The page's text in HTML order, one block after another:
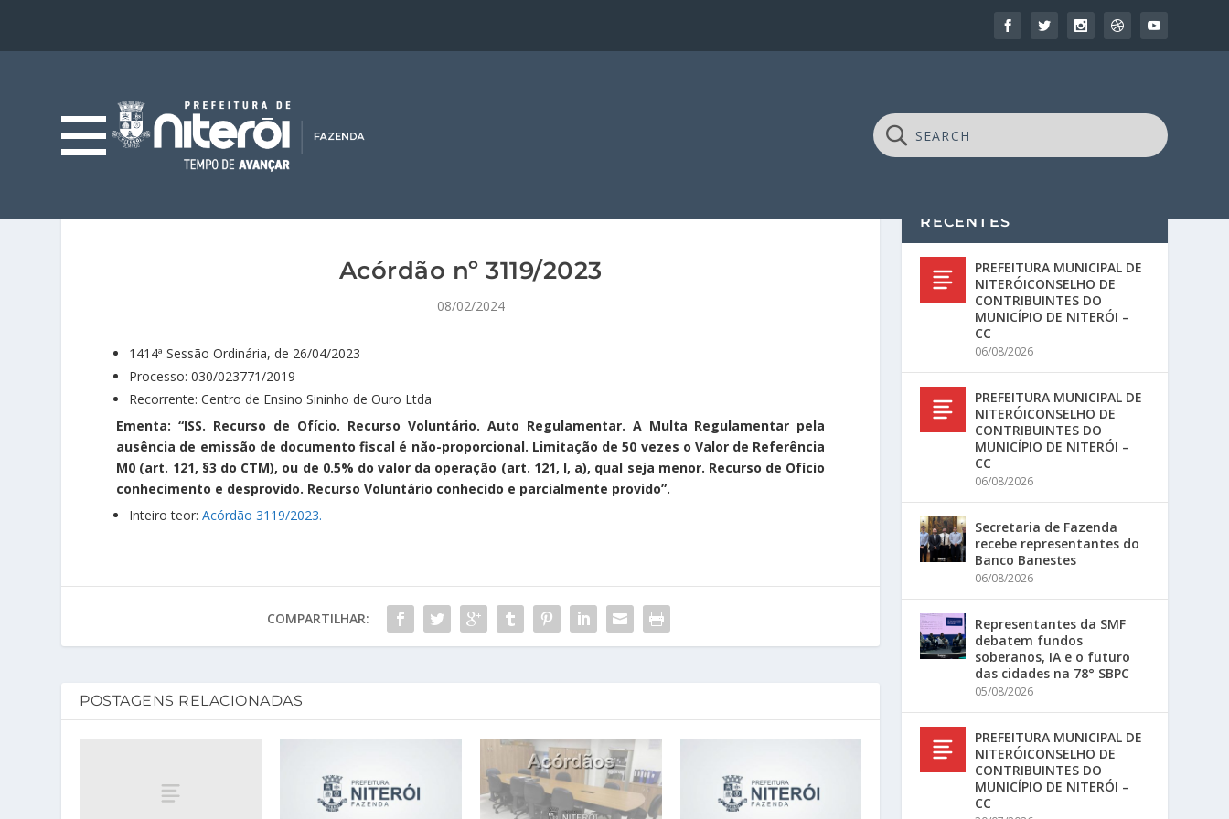
Acórdão nº 3119/2023
08/02/2024
1414ª Sessão Ordinária, de 26/04/2023
Processo: 030/023771/2019
Recorrente: Centro de Ensino Sininho de Ouro Ltda
Ementa: “ISS. Recurso de Ofício. Recurso Voluntário. Auto Regulamentar. A Multa Regulamentar pela
ausência de emissão de documento fiscal é não-proporcional. Limitação de 50 vezes o Valor de Referência
M0 (art. 121, §3 do CTM), ou de 0.5% do valor da operação (art. 121, I, a), qual seja menor. Recurso de Ofício
conhecimento e desprovido. Recurso Voluntário conhecido e parcialmente provido”.
Inteiro teor:Acórdão 3119/2023.
COMPARTILHAR:
POSTAGENS RELACIONADAS
RECENTES
PREFEITURA MUNICIPAL DE
NITERÓICONSELHO DE
CONTRIBUINTES DO
MUNICÍPIO DE NITERÓI –
CC
06/08/2026
PREFEITURA MUNICIPAL DE
NITERÓICONSELHO DE
CONTRIBUINTES DO
MUNICÍPIO DE NITERÓI –
CC
06/08/2026
Secretaria de Fazenda
recebe representantes do
Banco Banestes
06/08/2026
Representantes da SMF
debatem fundos
soberanos, IA e o futuro
das cidades na 78° SBPC
05/08/2026
PREFEITURA MUNICIPAL DE
NITERÓICONSELHO DE
CONTRIBUINTES DO
MUNICÍPIO DE NITERÓI –
CC